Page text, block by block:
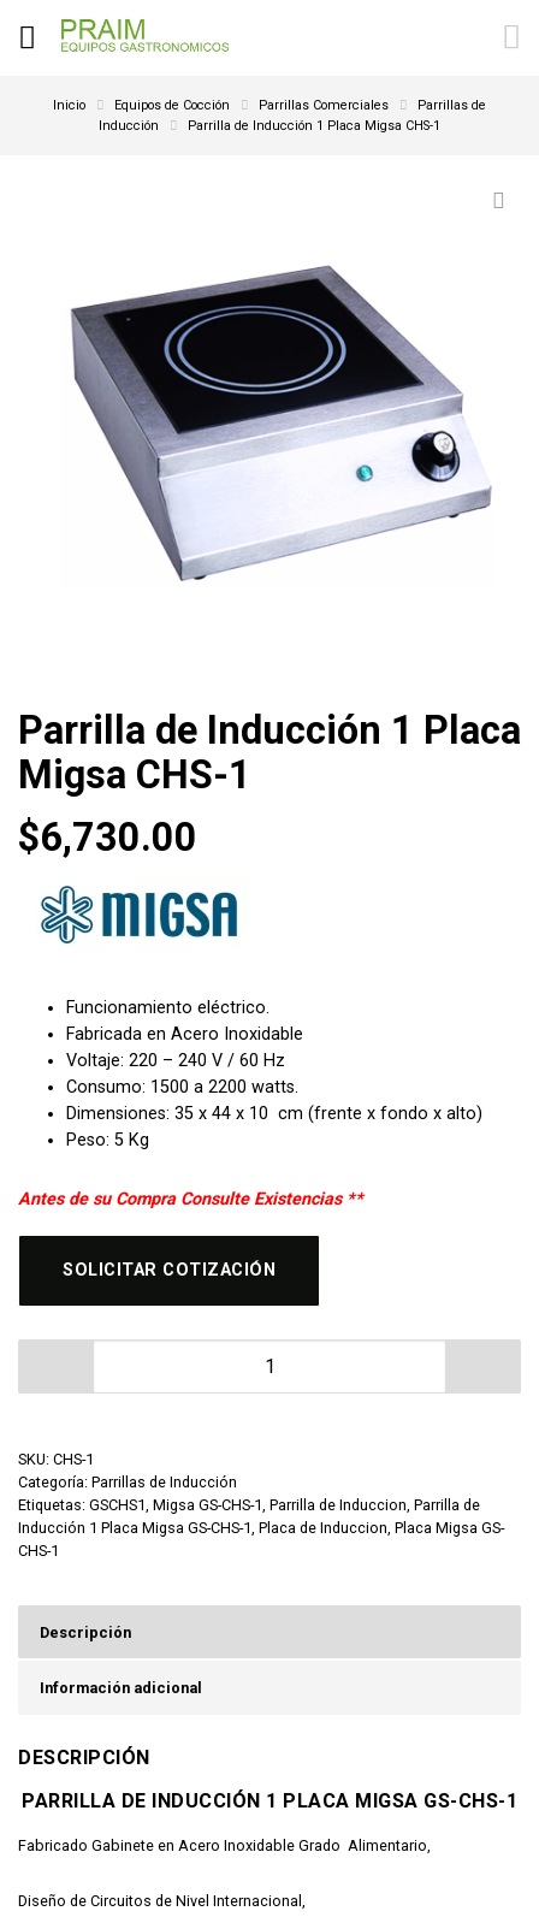
Inicio Equipos de Cocción Parrillas Comerciales
Parrillas de
Inducción
Parrilla de Inducción 1 Placa Migsa CHS-1
Parrilla de Inducción 1 Placa
Migsa CHS-1
$6,730.00
Funcionamiento eléctrico.
Fabricada en Acero Inoxidable
Voltaje: 220 – 240 V / 60 Hz
Consumo: 1500 a 2200 watts.
Dimensiones: 35 x 44 x 10 cm (frente x fondo x alto)
Peso: 5 Kg
Antes de su Compra Consulte Existencias **
SOLICITAR COTIZACIÓN
Parrilla de Inducción 1 Placa Migsa CHS-1 cantidad
SKU: CHS-1
Categoría: Parrillas de Inducción
Etiquetas: GSCHS1, Migsa GS-CHS-1, Parrilla de Induccion, Parrilla de
Inducción 1 Placa Migsa GS-CHS-1, Placa de Induccion, Placa Migsa GS-
CHS-1
Descripción
Información adicional
DESCRIPCIÓN
PARRILLA DE INDUCCIÓN 1 PLACA MIGSA GS-CHS-1
Fabricado Gabinete en Acero Inoxidable Grado Alimentario,
Diseño de Circuitos de Nivel Internacional,